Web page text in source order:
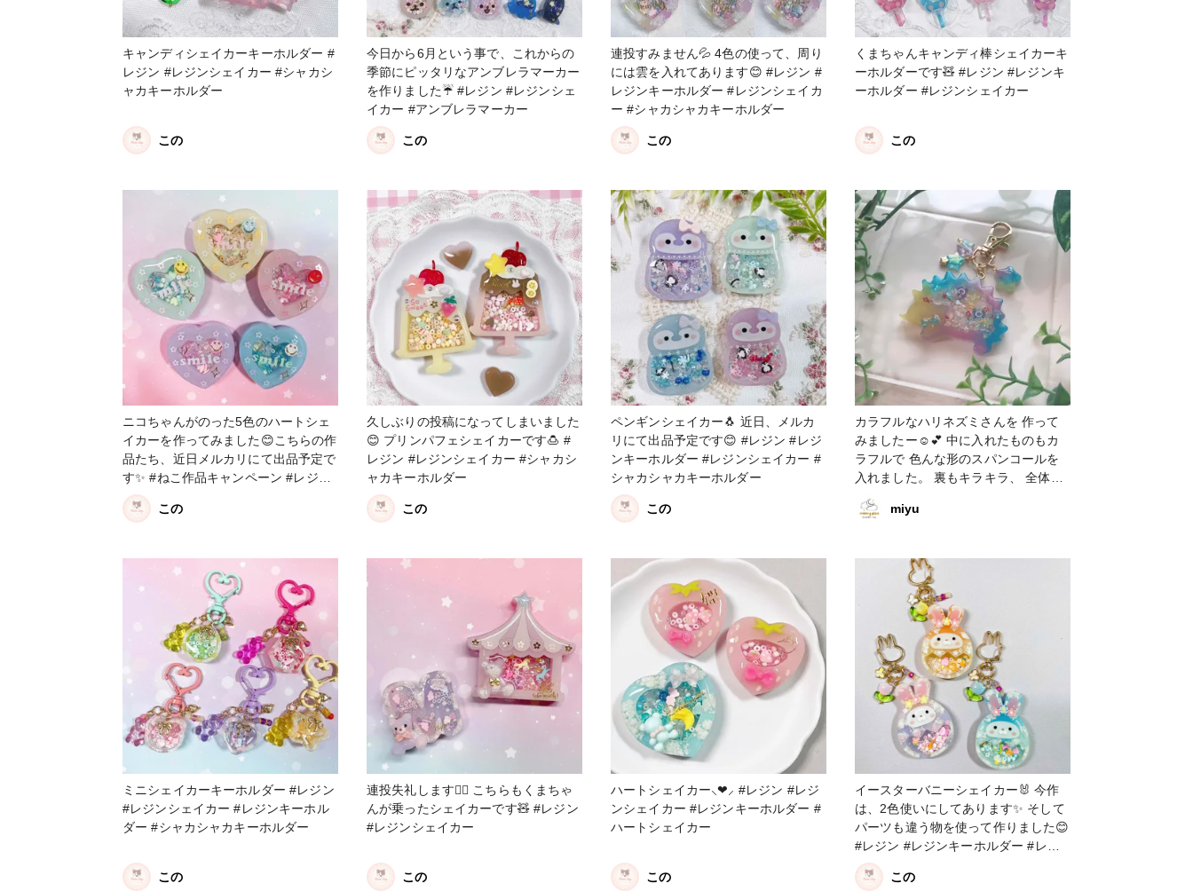
キャンディシェイカーキーホルダー #
レジン #レジンシェイカー #シャカシ
ャカキーホルダー
この
今日から6月という事で、これからの
季節にピッタリなアンブレラマーカー
を作りました☔️ #レジン #レジンシェ
イカー #アンブレラマーカー
この
連投すみません💦 4色の使って、周り
には雲を入れてあります😊 #レジン #
レジンキーホルダー #レジンシェイカ
ー #シャカシャカキーホルダー
この
くまちゃんキャンディ棒シェイカーキ
ーホルダーです🧸 #レジン #レジンキ
ーホルダー #レジンシェイカー
この
ニコちゃんがのった5色のハートシェ
イカーを作ってみました😊こちらの作
品たち、近日メルカリにて出品予定で
す✨ #ねこ作品キャンペーン #レジン
#レジンシェイカー #レジンキーホル
ダー #クロコちゃんレシピ
この
久しぶりの投稿になってしまいました
😊 プリンパフェシェイカーです🍮 #
レジン #レジンシェイカー #シャカシ
ャカキーホルダー
この
ペンギンシェイカー🐧 近日、メルカ
リにて出品予定です😊 #レジン #レジ
ンキーホルダー #レジンシェイカー #
シャカシャカキーホルダー
この
カラフルなハリネズミさんを 作って
みましたー☺️💕 中に入れたものもカ
ラフルで 色んな形のスパンコールを
入れました。 裏もキラキラ、 全体に
キラキラツヤツヤさせました！ #キー
ホルダー #販売中 #レジンシェイカー
miyu
ミニシェイカーキーホルダー #レジン
#レジンシェイカー #レジンキーホル
ダー #シャカシャカキーホルダー
この
連投失礼します🙇‍♀️ こちらもくまちゃ
んが乗ったシェイカーです🧸 #レジン
#レジンシェイカー
この
ハートシェイカー⸜❤︎⸝‍ #レジン #レジ
ンシェイカー #レジンキーホルダー #
ハートシェイカー
この
イースターバニーシェイカー🐰 今作
は、2色使いにしてあります✨ そして
パーツも違う物を使って作りました😊
#レジン #レジンキーホルダー #レジ
ンシェイカー #シャカシャカキーホル
ダー
この